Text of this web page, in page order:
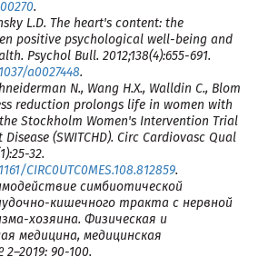
.
L.D. The heart's content: the
positive psychological well-being and
Psychol Bull. 2012;138(4):655-691.
a0027448.
N., Wang H.X., Walldin C., Blom
reduction prolongs life in women with
Stockholm Women's Intervention Trial
(SWITCHD). Circ Cardiovasc Qual
32.
CIRC0UTC0MES.108.812859.
симбиотической
кишечного тракта с нервной
хозяина. Физическая и
медицина, медицинская
90-100.